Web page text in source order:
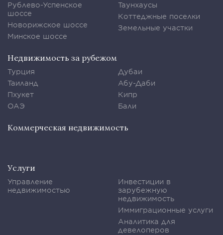
Рублево-Успенское
шоссе
Новорижское шоссе
Минское шоссе
Таунхаусы
Коттеджные поселки
Земельные участки
Недвижимость за рубежом
Турция
Таиланд
Пхукет
ОАЭ
Дубаи
Абу-Даби
Кипр
Бали
Коммерческая недвижимость
Услуги
Управление
недвижимостью
Инвестиции в
зарубежную
недвижимость
Иммиграционные услуги
Аналитика для
девелоперов